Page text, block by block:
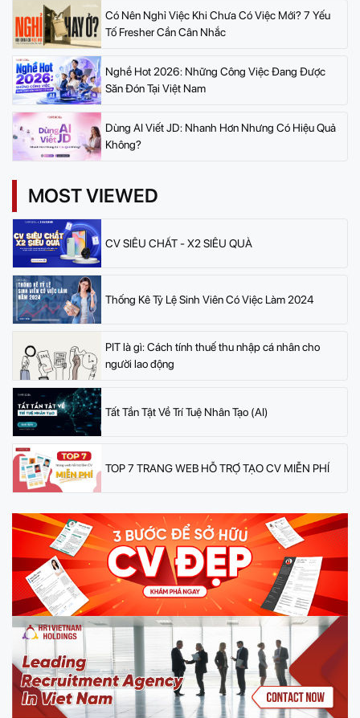
Có Nên Nghỉ Việc Khi Chưa Có Việc Mới? 7 Yếu
Tố Fresher Cần Cân Nhắc
Nghề Hot 2026: Những Công Việc Đang Được
Săn Đón Tại Việt Nam
Dùng AI Viết JD: Nhanh Hơn Nhưng Có Hiệu Quả
Không?
MOST VIEWED
CV SIÊU CHẤT - X2 SIÊU QUÀ
Thống Kê Tỷ Lệ Sinh Viên Có Việc Làm 2024
PIT là gì: Cách tính thuế thu nhập cá nhân cho
người lao động
Tất Tần Tật Về Trí Tuệ Nhân Tạo (AI)
TOP 7 TRANG WEB HỖ TRỢ TẠO CV MIỄN PHÍ